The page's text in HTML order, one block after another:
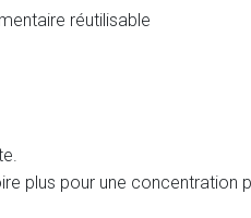
réutilisable
plus pour une concentration